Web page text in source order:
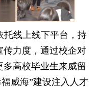
托线上线下平台，持
力度，通过校企对
高校毕业生来威留
威海”建设注入人才